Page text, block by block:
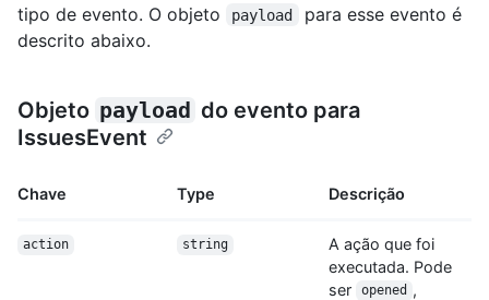
tipo de evento. O objeto payload
para esse evento é
descrito abaixo.
Objeto payload do evento para
IssuesEvent
Chave Type Descrição
action string
A ação que foi
executada. Pode
ser
opened ,